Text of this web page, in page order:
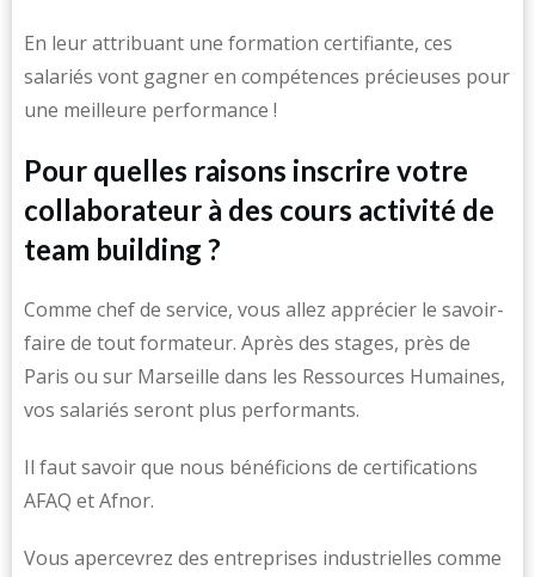
En leur attribuant une formation certifiante, ces
salariés vont gagner en compétences précieuses pour
une meilleure performance !
Pour quelles raisons inscrire votre
collaborateur à des cours activité de
team building ?
Comme chef de service, vous allez apprécier le savoir-
faire de tout formateur. Après des stages, près de
Paris ou sur Marseille dans les Ressources Humaines,
vos salariés seront plus performants.
Il faut savoir que nous bénéficions de certifications
AFAQ et Afnor.
Vous apercevrez des entreprises industrielles comme